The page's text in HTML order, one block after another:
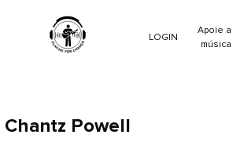
LOGIN
Apoie a
música
Chantz Powell